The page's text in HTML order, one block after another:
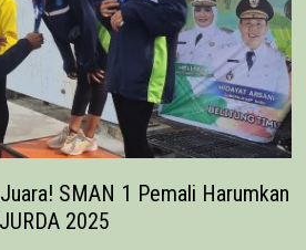
SMAN 1 Pemali Harumkan
2025